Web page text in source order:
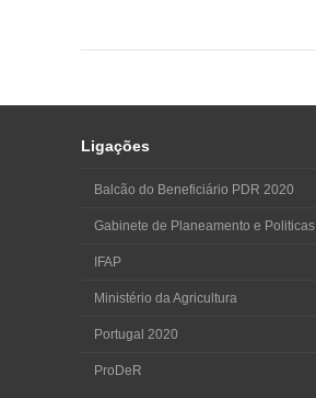
Ligações
Balcão do Beneficiário PDR 2020
Gabinete de Planeamento e Politicas
IFAP
Ministério da Agricultura
Portugal 2020
ProDeR